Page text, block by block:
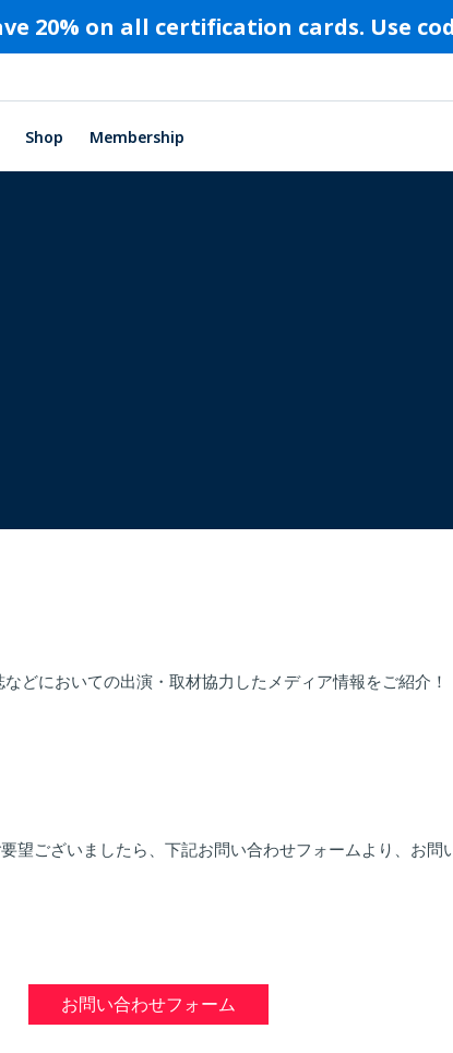
20% on all certification cards. Use
Shop Membership
どにおいての出演・取材協力したメディア情報をご紹介！
望ございましたら、下記お問い合わせフォームより、お
お問い合わせフォーム